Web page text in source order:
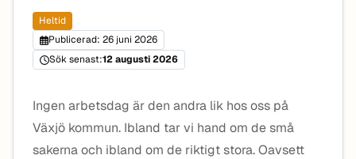
Heltid
Publicerad: 26 juni 2026
Sök senast:12 augusti 2026
Ingen arbetsdag är den andra lik hos oss på
Växjö kommun. Ibland tar vi hand om de små
sakerna och ibland om de riktigt stora. Oavsett